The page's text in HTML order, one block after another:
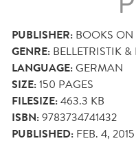
PUBLISHER: BOOKS
GENRE: BELLETRISTIK
LANGUAGE:GERMAN
SIZE:150 PAGES
FILESIZE:463.3 KB
ISBN:9783734741432
PUBLISHED: FEB. 4, 2015